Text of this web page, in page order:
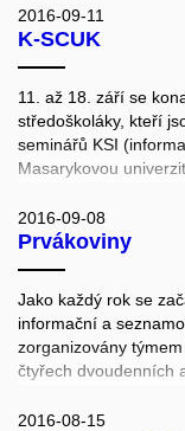
http://
2016-09-11
K-SCUK
11. až 18. září se
středoškoláky, kteří
seminářů KSI
Masarykovou
2016-09-08
Prvákoviny
Jako každý rok se
informační a
zorganizovány
čtyřech dvoudenních
studenti se dozvěděli
2016-08-15